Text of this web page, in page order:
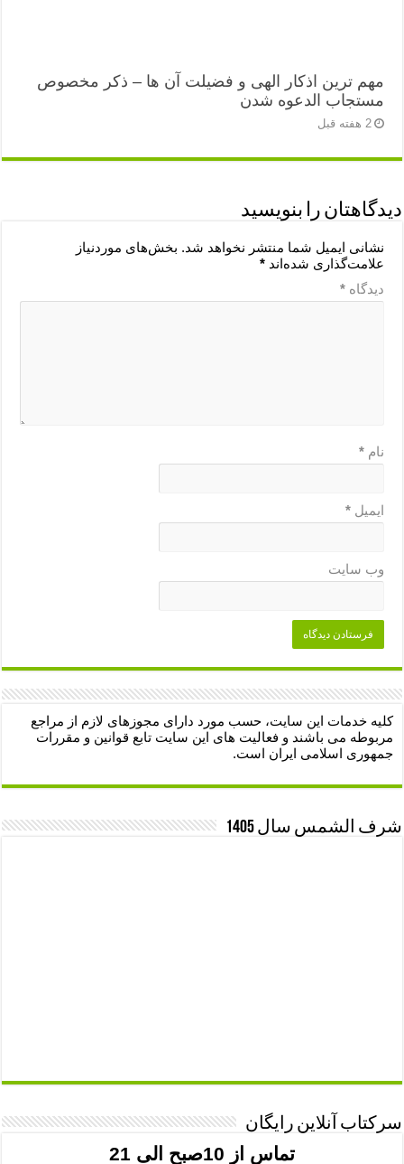
مهم ترین اذکار الهی و فضیلت آن ها – ذکر مخصوص
مستجاب الدعوه شدن
2 هفته قبل
دیدگاهتان را بنویسید
نشانی ایمیل شما منتشر نخواهد شد. بخش‌های موردنیاز
علامت‌گذاری شده‌اند*
دیدگاه*
نام*
ایمیل*
وب‌ سایت
کلیه خدمات این سایت، حسب مورد دارای مجوزهای لازم از مراجع
مربوطه می باشند و فعالیت های این سایت تابع قوانین و مقررات
جمهوری اسلامی ایران است.
شرف الشمس سال 1405
سرکتاب آنلاین رایگان
تماس از 10صبح الی 21